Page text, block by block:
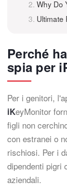
Why Do
Ultimate
Perché
spia per
Per i genitori,
iKeyMonitor
figli non
con estranei o
rischiosi. Per i
dipendenti pigri
aziendali.